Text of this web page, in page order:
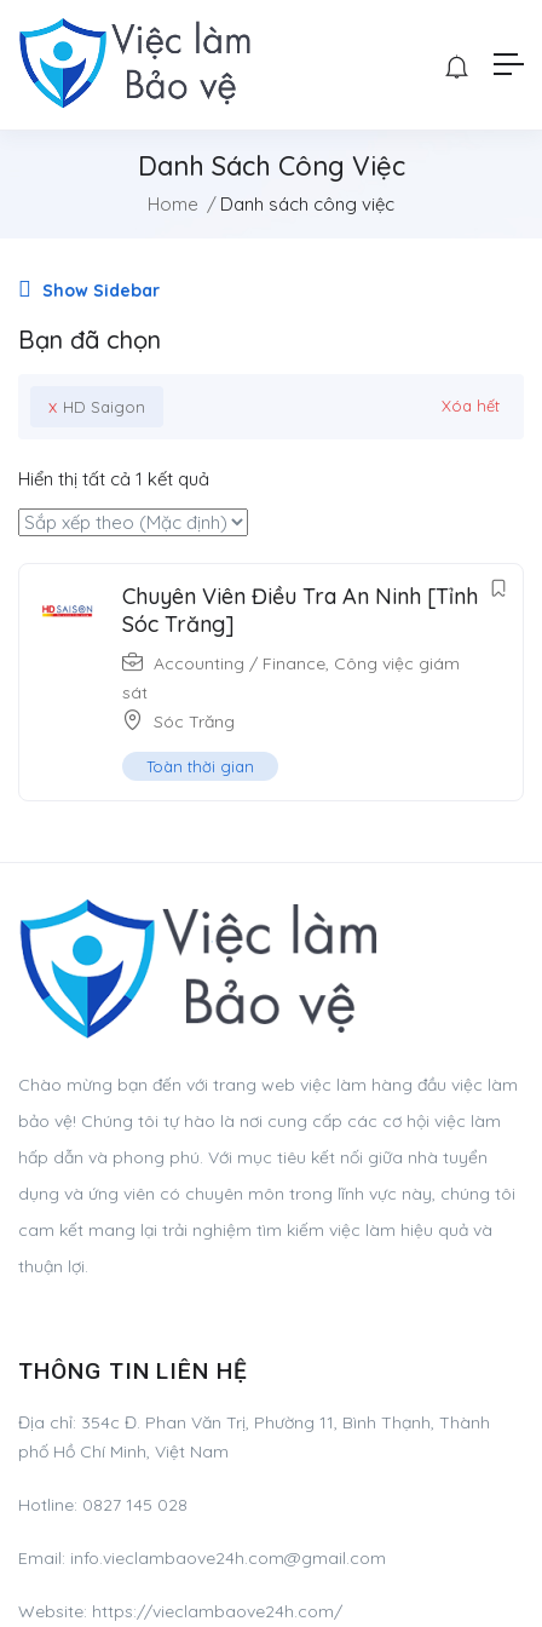
Danh Sách Công Việc
Home Danh sách công việc
Show Sidebar
Bạn đã chọn
x HD Saigon Xóa hết
Hiển thị tất cả 1 kết quả
Chuyên Viên Điều Tra An Ninh [Tỉnh
Sóc Trăng]
Accounting / Finance Công việc giám
sát
Sóc Trăng
Toàn thời gian
Chào mừng bạn đến với trang web việc làm hàng đầu việc làm
bảo vệ! Chúng tôi tự hào là nơi cung cấp các cơ hội việc làm
hấp dẫn và phong phú. Với mục tiêu kết nối giữa nhà tuyển
dụng và ứng viên có chuyên môn trong lĩnh vực này, chúng tôi
cam kết mang lại trải nghiệm tìm kiếm việc làm hiệu quả và
thuận lợi.
THÔNG TIN LIÊN HỆ
Địa chỉ: 354c Đ. Phan Văn Trị, Phường 11, Bình Thạnh, Thành
phố Hồ Chí Minh, Việt Nam
Hotline: 0827 145 028
Email: info.vieclambaove24h.com@gmail.com
Website: https://vieclambaove24h.com/